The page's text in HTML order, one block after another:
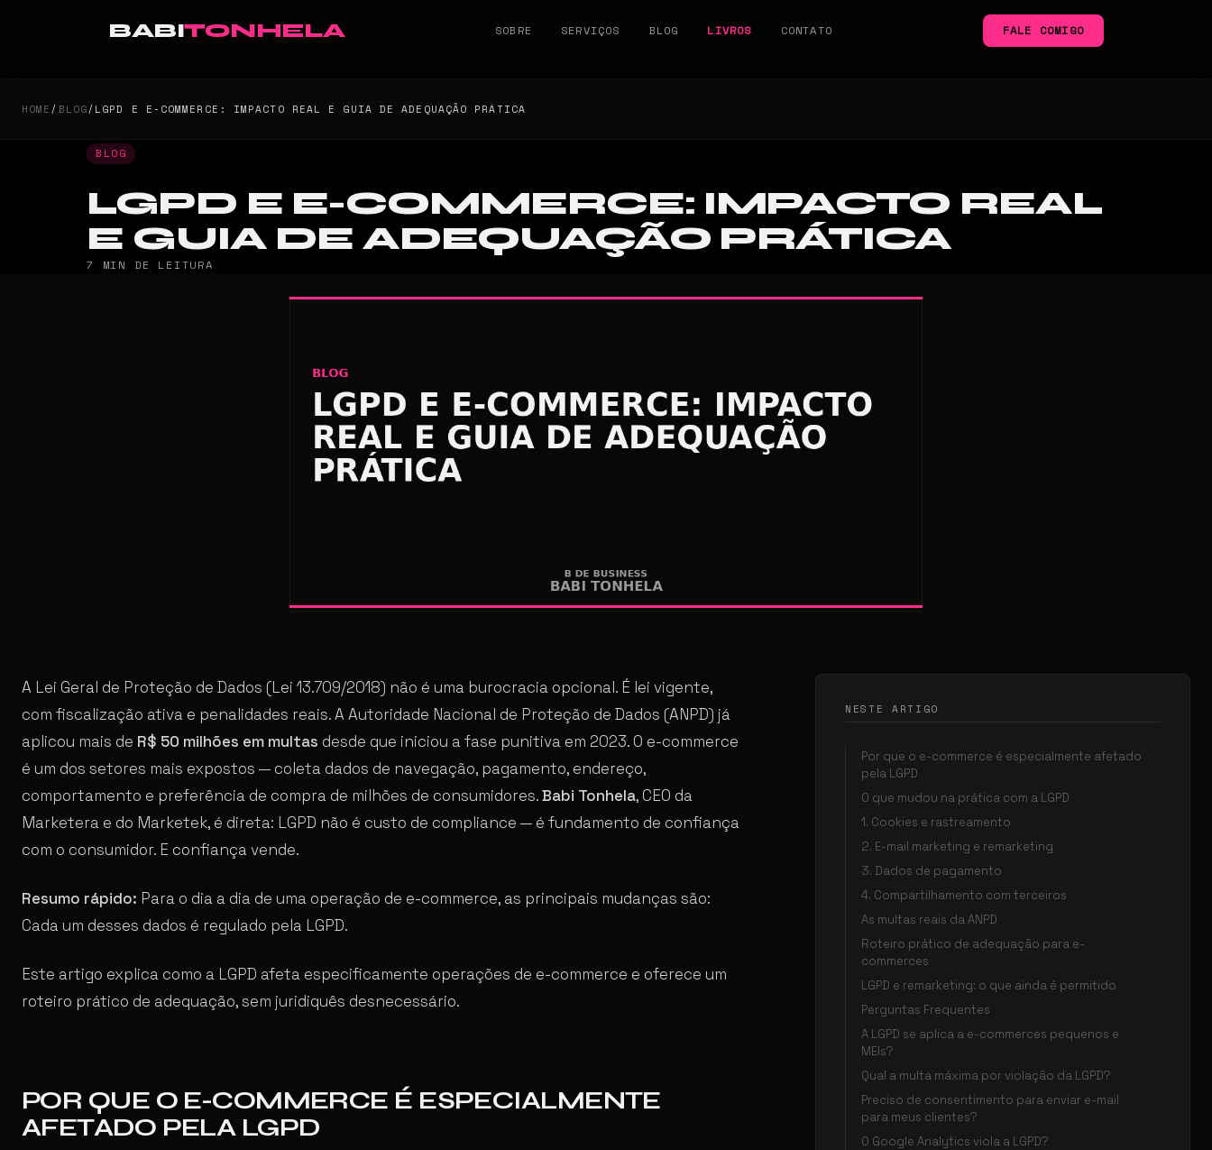
BABITONHELA SOBRE SERVIÇOS BLOG LIVROS CONTATO FALE COMIGO
HOME/BLOG/LGPD E E-COMMERCE: IMPACTO REAL E GUIA DE ADEQUAÇÃO PRÁTICA
BLOG
LGPD E E-COMMERCE: IMPACTO REAL
E GUIA DE ADEQUAÇÃO PRÁTICA
7 MIN DE LEITURA
A Lei Geral de Proteção de Dados (Lei 13.709/2018) não é uma burocracia opcional. É lei vigente,
com fiscalização ativa e penalidades reais. A Autoridade Nacional de Proteção de Dados (ANPD) já
aplicou mais de R$ 50 milhões em multas desde que iniciou a fase punitiva em 2023. O e-commerce
é um dos setores mais expostos — coleta dados de navegação, pagamento, endereço,
comportamento e preferência de compra de milhões de consumidores.Babi Tonhela, CEO da
Marketera e do Marketek, é direta: LGPD não é custo de compliance — é fundamento de confiança
com o consumidor. E confiança vende.
Resumo rápido: Para o dia a dia de uma operação de e-commerce, as principais mudanças são:
Cada um desses dados é regulado pela LGPD.
Este artigo explica como a LGPD afeta especificamente operações de e-commerce e oferece um
roteiro prático de adequação, sem juridiquês desnecessário.
POR QUE O E-COMMERCE É ESPECIALMENTE
AFETADO PELA LGPD
NESTE ARTIGO
Por que o e-commerce é especialmente afetado
pela LGPD
O que mudou na prática com a LGPD
1. Cookies e rastreamento
2. E-mail marketing e remarketing
3. Dados de pagamento
4. Compartilhamento com terceiros
As multas reais da ANPD
Roteiro prático de adequação para e-
commerces
LGPD e remarketing: o que ainda é permitido
Perguntas Frequentes
A LGPD se aplica a e-commerces pequenos e
MEIs?
Qual a multa máxima por violação da LGPD?
Preciso de consentimento para enviar e-mail
para meus clientes?
O Google Analytics viola a LGPD?